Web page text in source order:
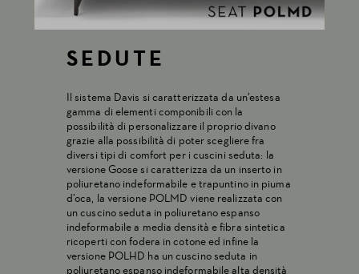
SEDUTE
Il sistema Davis si caratterizzata da un’estesa
gamma di elementi componibili con la
possibilità di personalizzare il proprio divano
grazie alla possibilità di poter scegliere fra
diversi tipi di comfort per i cuscini seduta: la
versione Goose si caratterizza da un inserto in
poliuretano indeformabile e trapuntino in piuma
d’oca, la versione POLMD viene realizzata con
un cuscino seduta in poliuretano espanso
indeformabile a media densità e fibra sintetica
ricoperti con fodera in cotone ed infine la
versione POLHD ha un cuscino seduta in
poliuretano espanso indeformabile alta densità